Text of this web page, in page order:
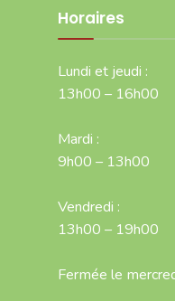
Horaires
Lundi et jeudi :
13h00 – 16h00
Mardi :
9h00 – 13h00
Vendredi :
13h00 – 19h00
Fermée le